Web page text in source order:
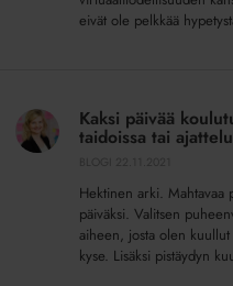
eivät ole pelkkää
päivää
koulutuksessaKaksi päivää
taidoissa tai
Hektinen arki. Mahtavaa
päiväksi. Valitsen
aiheen, josta olen
kyse. Lisäksi pistäydyn